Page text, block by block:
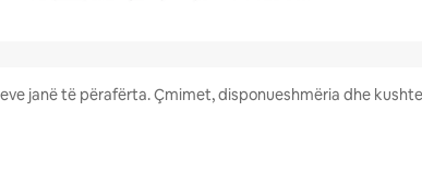
janë të përafërta. Çmimet, disponueshmëria dhe